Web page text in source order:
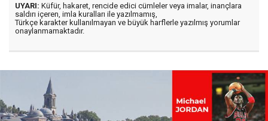
UYARI: Küfür, hakaret, rencide edici cümleler veya imalar, inançlara
saldırı içeren, imla kuralları ile yazılmamış,
Türkçe karakter kullanılmayan ve büyük harflerle yazılmış yorumlar
onaylanmamaktadır.